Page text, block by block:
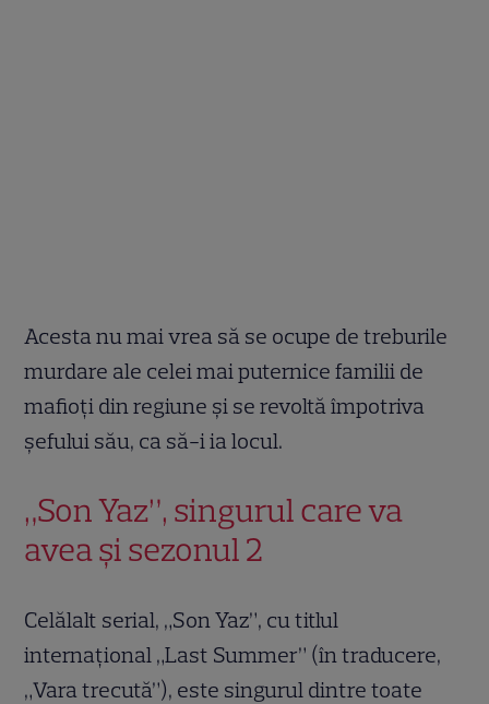
Acesta nu mai vrea să se ocupe de treburile
murdare ale celei mai puternice familii de
mafioți din regiune și se revoltă împotriva
șefului său, ca să-i ia locul.
„Son Yaz”, singurul care va
avea și sezonul 2
Celălalt serial, „Son Yaz”, cu titlul
internațional „Last Summer” (în traducere,
„Vara trecută”), este singurul dintre toate